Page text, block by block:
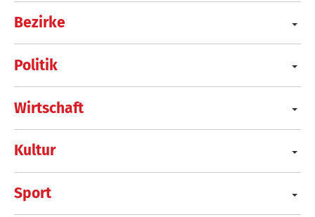
Bezirke
Politik
Wirtschaft
Kultur
Sport